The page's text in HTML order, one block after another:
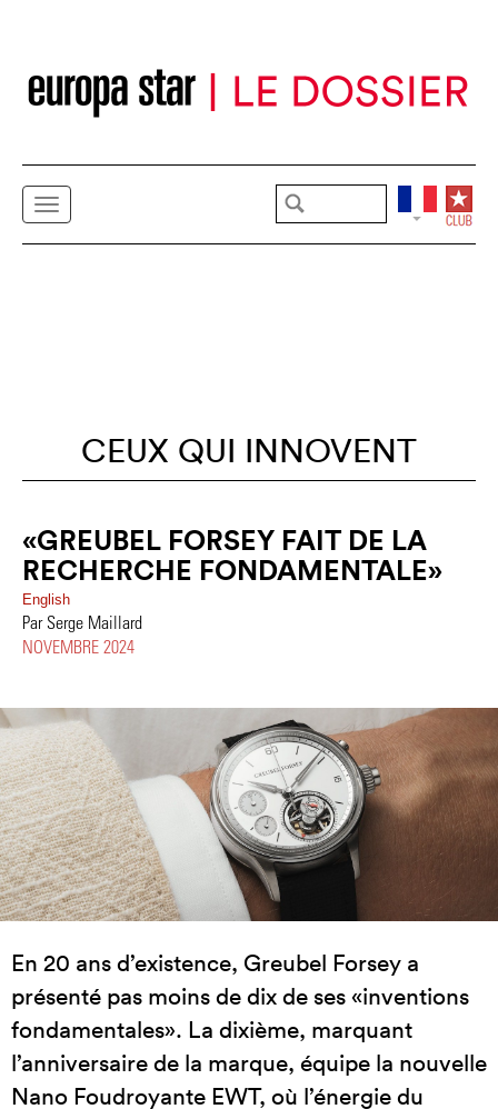
CEUX QUI INNOVENT
«GREUBEL FORSEY FAIT DE LA
RECHERCHE FONDAMENTALE»
English
Par Serge Maillard
NOVEMBRE 2024
En 20 ans d’existence, Greubel Forsey a
présenté pas moins de dix de ses «inventions
fondamentales». La dixième, marquant
l’anniversaire de la marque, équipe la nouvelle
Nano Foudroyante EWT, où l’énergie du